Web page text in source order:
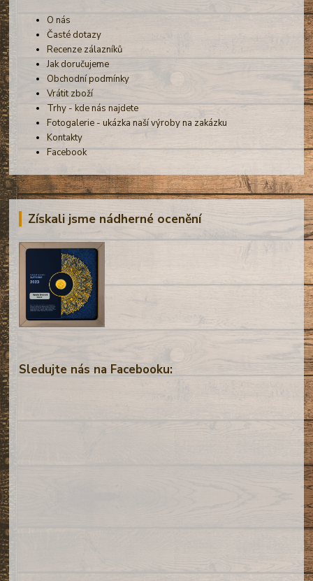
O nás
Časté dotazy
Recenze zálazníků
Jak doručujeme
Obchodní podmínky
Vrátit zboží
Trhy - kde nás najdete
Fotogalerie - ukázka naší výroby na zakázku
Kontakty
Facebook
Získali jsme nádherné ocenění
Sledujte nás na Facebooku: